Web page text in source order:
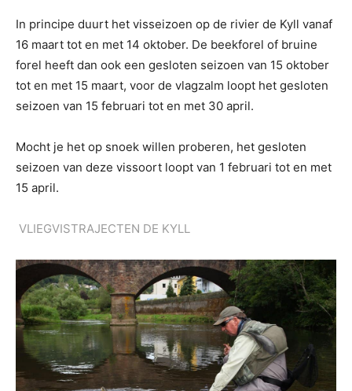
In principe duurt het visseizoen op de rivier de Kyll vanaf
16 maart tot en met 14 oktober. De beekforel of bruine
forel heeft dan ook een gesloten seizoen van 15 oktober
tot en met 15 maart, voor de vlagzalm loopt het gesloten
seizoen van 15 februari tot en met 30 april.
Mocht je het op snoek willen proberen, het gesloten
seizoen van deze vissoort loopt van 1 februari tot en met
15 april.
VLIEGVISTRAJECTEN DE KYLL